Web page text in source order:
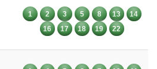
1 2 3 5 8 13
14
16
17 18 19 22